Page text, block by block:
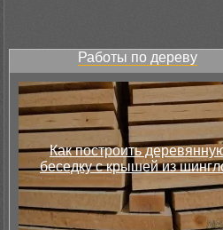
Работы по дереву
Как построить
беседку с крышей из